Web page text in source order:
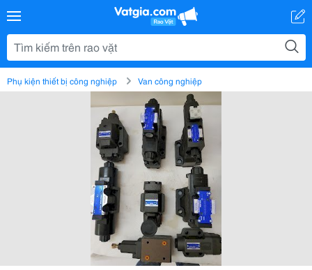
Phụ kiện thiết bị công nghiệp Van công nghiệp